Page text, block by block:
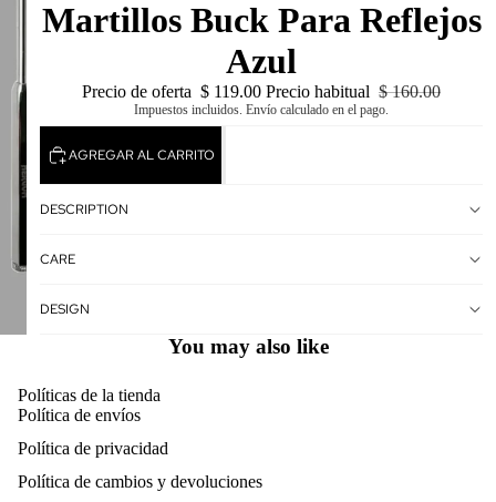
Martillos Buck Para Reflejos
Azul
Precio de oferta $ 119.00 Precio habitual $ 160.00
Impuestos incluidos. Envío calculado en el pago.
AGREGAR AL CARRITO
DESCRIPTION
CARE
DESIGN
You may also like
Políticas de la tienda
Política de envíos
Política de privacidad
Política de cambios y devoluciones